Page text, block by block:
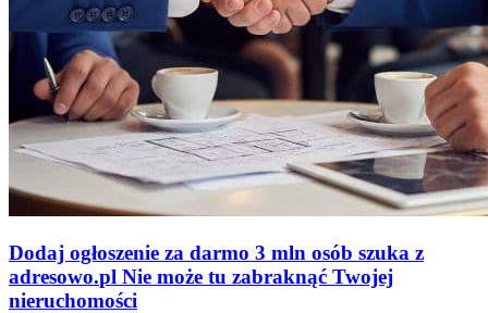
Dodaj ogłoszenie za darmo 3 mln osób szuka z
adresowo.pl Nie może tu zabraknąć Twojej
nieruchomości